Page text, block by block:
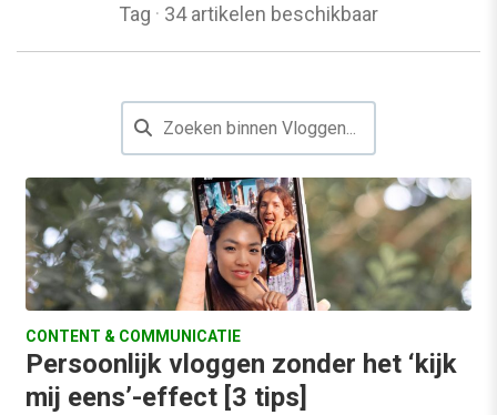
Tag · 34 artikelen beschikbaar
CONTENT & COMMUNICATIE
Persoonlijk vloggen zonder het ‘kijk
mij eens’-effect [3 tips]